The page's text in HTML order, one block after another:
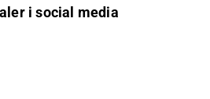
i social media